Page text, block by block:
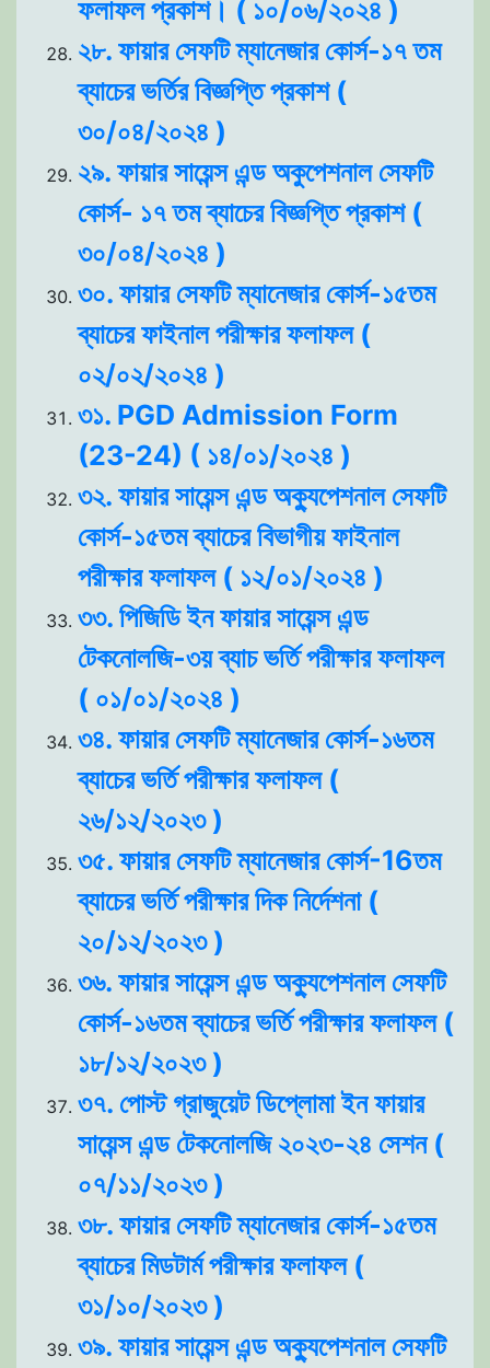
ফলাফল প্রকাশ। ( ১০/০৬/২০২৪ )
২৮. ফায়ার সেফটি ম্যানেজার কোর্স-১৭ তম
ব্যাচের ভর্তির বিজ্ঞপ্তি প্রকাশ (
৩০/০৪/২০২৪ )
২৯. ফায়ার সায়েন্স এন্ড অকুপেশনাল সেফটি
কোর্স- ১৭ তম ব্যাচের বিজ্ঞপ্তি প্রকাশ (
৩০/০৪/২০২৪ )
৩০. ফায়ার সেফটি ম্যানেজার কোর্স-১৫তম
ব্যাচের ফাইনাল পরীক্ষার ফলাফল (
০২/০২/২০২৪ )
৩১. PGD Admission Form
(23-24) ( ১৪/০১/২০২৪ )
৩২. ফায়ার সায়েন্স এন্ড অক্যুপেশনাল সেফটি
কোর্স-১৫তম ব্যাচের বিভাগীয় ফাইনাল
পরীক্ষার ফলাফল ( ১২/০১/২০২৪ )
৩৩. পিজিডি ইন ফায়ার সায়েন্স এন্ড
টেকনোলজি-৩য় ব্যাচ ভর্তি পরীক্ষার ফলাফল
( ০১/০১/২০২৪ )
৩৪. ফায়ার সেফটি ম্যানেজার কোর্স-১৬তম
ব্যাচের ভর্তি পরীক্ষার ফলাফল (
২৬/১২/২০২৩ )
৩৫. ফায়ার সেফটি ম্যানেজার কোর্স-16তম
ব্যাচের ভর্তি পরীক্ষার দিক নির্দেশনা (
২০/১২/২০২৩ )
৩৬. ফায়ার সায়েন্স এন্ড অক্যুপেশনাল সেফটি
কোর্স-১৬তম ব্যাচের ভর্তি পরীক্ষার ফলাফল (
১৮/১২/২০২৩ )
৩৭. পোস্ট গ্রাজুয়েট ডিপ্লোমা ইন ফায়ার
সায়েন্স এন্ড টেকনোলজি ২০২৩-২৪ সেশন (
০৭/১১/২০২৩ )
৩৮. ফায়ার সেফটি ম্যানেজার কোর্স-১৫তম
ব্যাচের মিডটার্ম পরীক্ষার ফলাফল (
৩১/১০/২০২৩ )
৩৯. ফায়ার সায়েন্স এন্ড অক্যুপেশনাল সেফটি